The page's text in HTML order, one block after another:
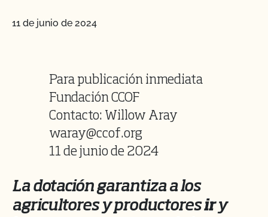
11 de junio de 2024
Para publicación inmediata
Fundación CCOF
Contacto: Willow Aray
waray@ccof.org
11 de junio de 2024
La dotación garantiza a los
agricultores y productoresiry